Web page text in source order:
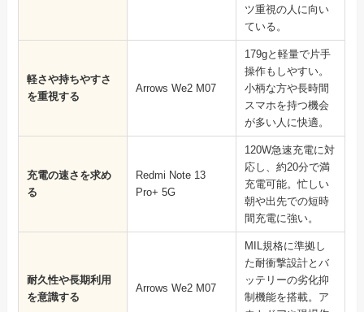
ツ重視の人に向い
ている。
軽さや持ちやすさ
を重視する
Arrows We2 M07
179gと軽量で片手
操作もしやすい。
小柄な方や長時間
スマホを持つ機会
が多い人に快適。
充電の速さを求め
る
Redmi Note 13
Pro+ 5G
120W急速充電に対
応し、約20分で満
充電可能。忙しい
朝や出先での短時
間充電に強い。
耐久性や長期利用
を意識する
Arrows We2 M07
MIL規格に準拠し
た耐衝撃設計とバ
ッテリーの劣化抑
制機能を搭載。ア